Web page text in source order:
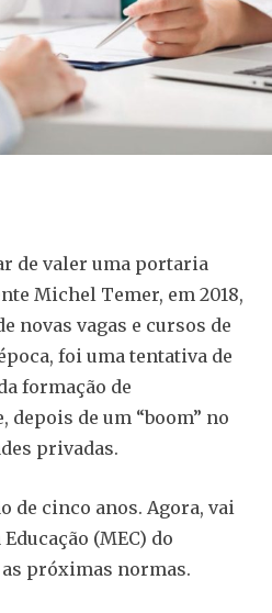
de valer uma portaria
Michel Temer, em 2018,
novas vagas e cursos de
foi uma tentativa de
formação de
de um “boom” no
privadas.
de cinco anos. Agora, vai
(MEC) do
próximas normas.